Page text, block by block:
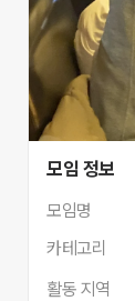
문
바
로
가
기
모임 정보
모임명
카테고리
활동 지역